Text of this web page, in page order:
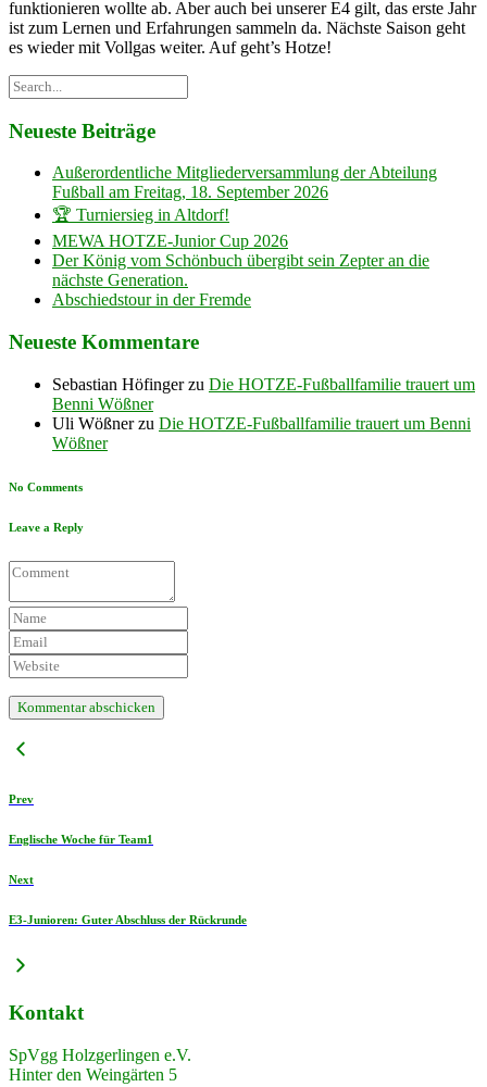
funktionieren wollte ab. Aber auch bei unserer E4 gilt, das erste Jahr
ist zum Lernen und Erfahrungen sammeln da. Nächste Saison geht
es wieder mit Vollgas weiter. Auf geht’s Hotze!
Neueste Beiträge
Außerordentliche Mitgliederversammlung der Abteilung
Fußball am Freitag, 18. September 2026
🏆 Turniersieg in Altdorf!
MEWA HOTZE-Junior Cup 2026
Der König vom Schönbuch übergibt sein Zepter an die
nächste Generation.
Abschiedstour in der Fremde
Neueste Kommentare
Sebastian Höfingerzu Die HOTZE-Fußballfamilie trauert um
Benni Wößner
Uli Wößnerzu Die HOTZE-Fußballfamilie trauert um Benni
Wößner
No Comments
Leave a Reply
Prev
Englische Woche für Team1
Next
E3-Junioren: Guter Abschluss der Rückrunde
Kontakt
SpVgg Holzgerlingen e.V.
Hinter den Weingärten 5